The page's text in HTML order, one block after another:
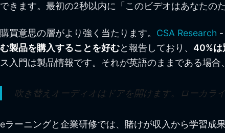
できます。最初の2秒以内に「このビデオはあなたの
購買意思の層がより強く当たります。 CSA Research -
む製品を購入することを好むと報告しており、 40%は
ス入門は製品情報です。それが英語のままである場
吹き替えオーディオはドアを開けます。ローカラ
eラーニングと企業研修では、賭けが収入から学習成